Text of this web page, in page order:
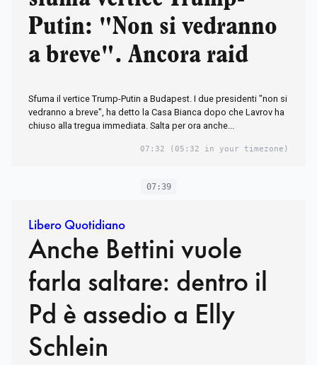
Putin: "Non si vedranno
a breve". Ancora raid
Sfuma il vertice Trump-Putin a Budapest. I due presidenti "non si
vedranno a breve", ha detto la Casa Bianca dopo che Lavrov ha
chiuso alla tregua immediata. Salta per ora anche...
07:32 (05:32 in your timezone)
07:39
Libero Quotidiano
Anche Bettini vuole
farla saltare: dentro il
Pd è assedio a Elly
Schlein